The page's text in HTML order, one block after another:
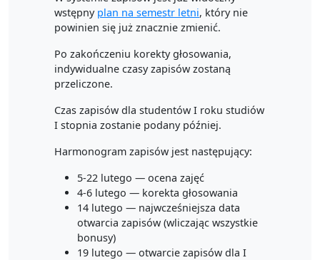
wstępny plan na semestr letni, który nie
powinien się już znacznie zmienić.
Po zakończeniu korekty głosowania,
indywidualne czasy zapisów zostaną
przeliczone.
Czas zapisów dla studentów I roku studiów
I stopnia zostanie podany później.
Harmonogram zapisów jest następujący:
5-22 lutego — ocena zajęć
4-6 lutego — korekta głosowania
14 lutego — najwcześniejsza data
otwarcia zapisów (wliczając wszystkie
bonusy)
19 lutego — otwarcie zapisów dla I